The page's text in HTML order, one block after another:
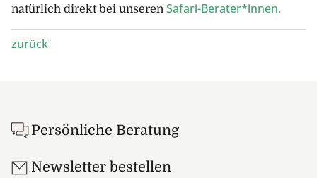
natürlich direkt bei unseren Safari-Berater*innen.
zurück
Persönliche Beratung
Newsletter bestellen